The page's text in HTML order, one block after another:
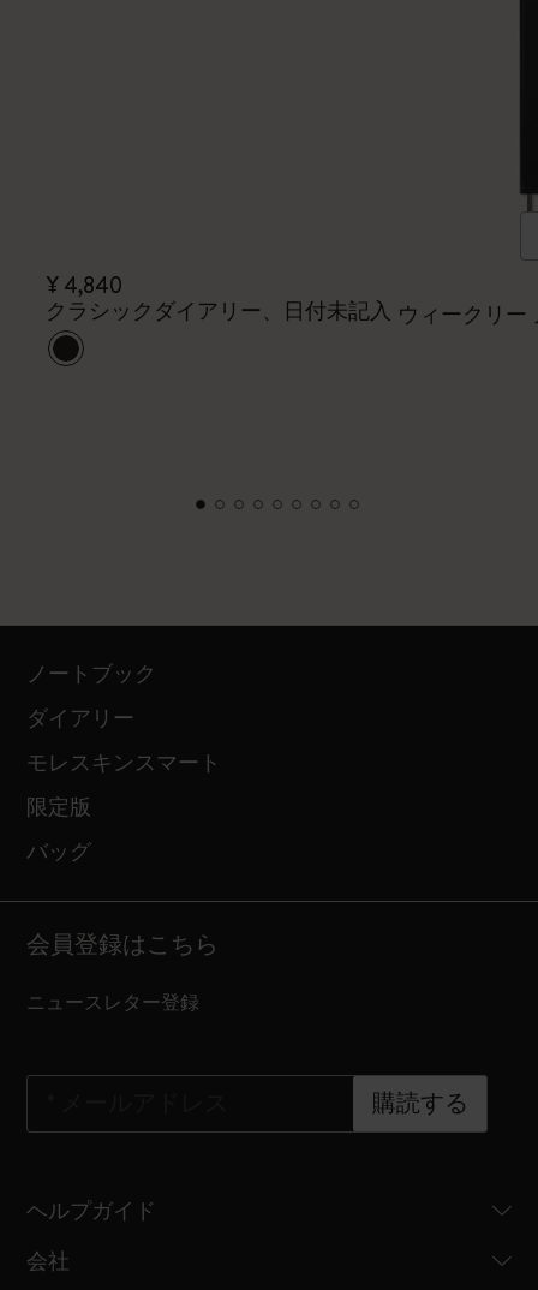
¥ 4,840
クラシックダイアリー、日付未記入 ウィークリー
ノートブック
ダイアリー
モレスキンスマート
限定版
バッグ
会員登録はこちら
ニュースレター登録
購読する
ヘルプガイド
会社